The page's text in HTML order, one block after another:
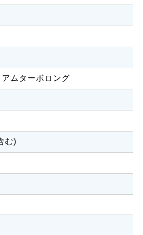
ムターボロング
む)